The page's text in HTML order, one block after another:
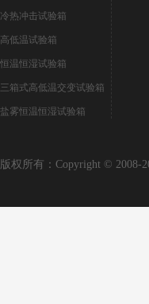
冷热冲击试验箱
高低温试验箱
恒温恒湿试验箱
三箱式高低温交变试验箱
盐雾恒温恒湿试验箱
版权所有：Copyright © 2008-